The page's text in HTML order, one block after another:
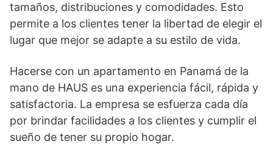
tamaños, distribuciones y comodidades. Esto
permite a los clientes tener la libertad de elegir el
lugar que mejor se adapte a su estilo de vida.
Hacerse con un apartamento en Panamá de la
mano de HAUS es una experiencia fácil, rápida y
satisfactoria. La empresa se esfuerza cada día
por brindar facilidades a los clientes y cumplir el
sueño de tener su propio hogar.